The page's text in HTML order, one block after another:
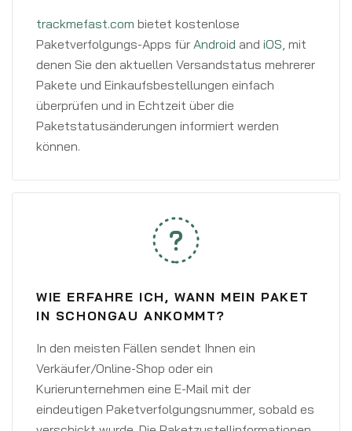
trackmefast.com bietet kostenlose
Paketverfolgungs-Apps für Android and iOS, mit
denen Sie den aktuellen Versandstatus mehrerer
Pakete und Einkaufsbestellungen einfach
überprüfen und in Echtzeit über die
Paketstatusänderungen informiert werden
können.
WIE ERFAHRE ICH, WANN MEIN PAKET
IN SCHONGAU ANKOMMT?
In den meisten Fällen sendet Ihnen ein
Verkäufer/Online-Shop oder ein
Kurierunternehmen eine E-Mail mit der
eindeutigen Paketverfolgungsnummer, sobald es